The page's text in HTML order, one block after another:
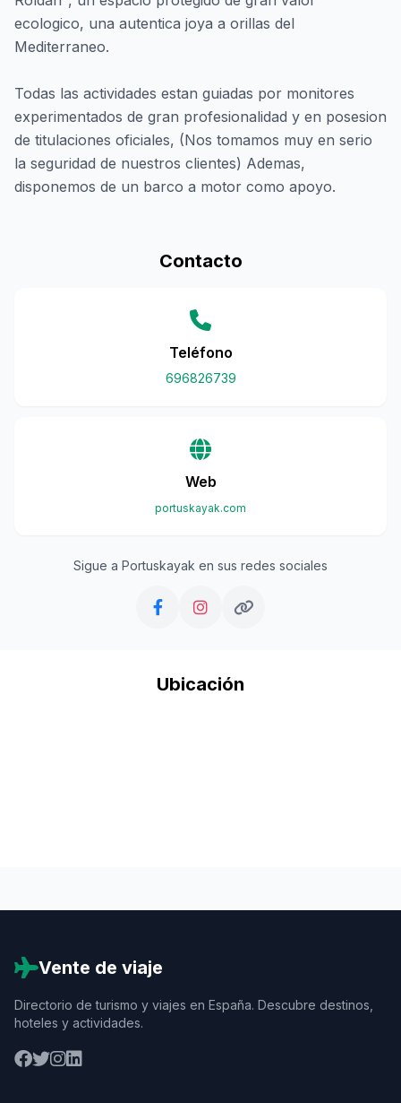
ecologico, una autentica joya a orillas del
Mediterraneo.
Todas las actividades estan guiadas por monitores
experimentados de gran profesionalidad y en posesion
de titulaciones oficiales, (Nos tomamos muy en serio
la seguridad de nuestros clientes) Ademas,
disponemos de un barco a motor como apoyo.
Contacto
Teléfono
696826739
Web
portuskayak.com
Sigue a Portuskayak en sus redes sociales
Ubicación
Vente de viaje
Directorio de turismo y viajes en España. Descubre destinos,
hoteles y actividades.